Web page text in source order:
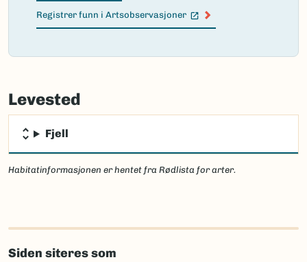
Registrer funn i Artsobservasjoner
(Ekstern lenke)
Failed
load
Levested
Fjell
Habitatinformasjonen er hentet fra Rødlista for arter.
Siden siteres som